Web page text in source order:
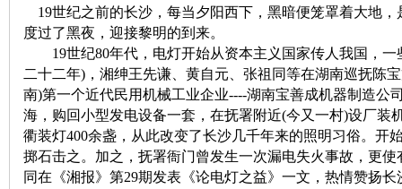
19世纪之前的长沙，每当夕阳西下，黑暗便笼罩着大地
度过了黑夜，迎接黎明的到来。
19世纪80年代，电灯开始从资本主义国家传人我国，一
二十二年)，湘绅王先谦、黄自元、张祖同等在湖南巡抚陈
南)第一个近代民用机械工业企业----湖南宝善成机器制造公
海，购回小型发电设备一套，在抚署附近(今又一村)设厂装
衢装灯400余盏，从此改变了长沙几千年来的照明习俗。开
掷石击之。加之，抚署衙门曾发生一次漏电失火事故，更
同在《湘报》第29期发表《论电灯之益》一文，热情赞扬